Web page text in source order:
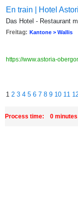
En train | Hotel
Das Hotel - Restaurant
Freitag: Kantone > Wallis
https://www.astoria-
1 2 3 4 5 6 7 8 9 10 11
Process time: 0 minutes